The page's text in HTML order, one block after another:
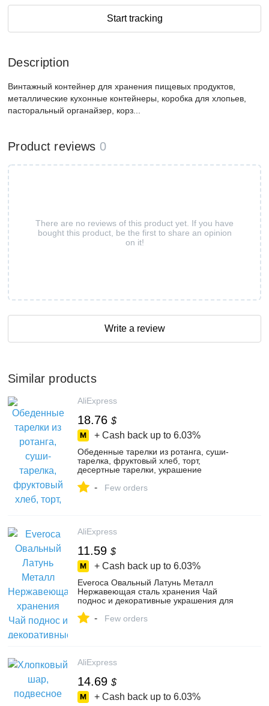
Start tracking
Description
Винтажный контейнер для хранения пищевых продуктов,
металлические кухонные контейнеры, коробка для хлопьев,
пасторальный органайзер, корз...
Product reviews 0
There are no reviews of this product yet. If you have
bought this product, be the first to share an opinion
on it!
Write a review
Similar products
AliExpress
18.76 $
+ Cash back up to 6.03%
Обеденные тарелки из ротанга, суши-
тарелка, фруктовый хлеб, торт,
десертные тарелки, украшение
- Few orders
AliExpress
11.59 $
+ Cash back up to 6.03%
Everoca Овальный Латунь Металл
Нержавеющая сталь хранения Чай
поднос и декоративные украшения для
металличе...
- Few orders
AliExpress
14.69 $
+ Cash back up to 6.03%